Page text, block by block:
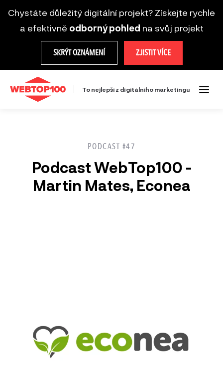
Chystáte důležitý digitální projekt? Získejte rychle
a efektivně odborný pohled na svůj projekt
SKRÝT OZNÁMENÍ ZJISTIT VÍCE
To nejlepší z digitálního marketingu
PODCAST #47
Podcast WebTop100 -
Martin Mates, Econea